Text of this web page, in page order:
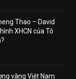
Thao – David
XHCN của Tô
vàng Việt Nam